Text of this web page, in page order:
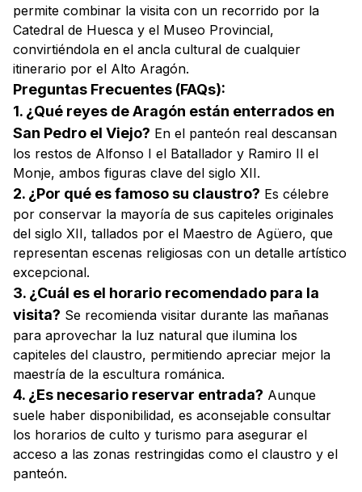
permite combinar la visita con un recorrido por la
Catedral de Huesca y el Museo Provincial,
convirtiéndola en el ancla cultural de cualquier
itinerario por el Alto Aragón.
Preguntas Frecuentes (FAQs):
1. ¿Qué reyes de Aragón están enterrados en
San Pedro el Viejo? En el panteón real descansan
los restos de Alfonso I el Batallador y Ramiro II el
Monje, ambos figuras clave del siglo XII.
2. ¿Por qué es famoso su claustro? Es célebre
por conservar la mayoría de sus capiteles originales
del siglo XII, tallados por el Maestro de Agüero, que
representan escenas religiosas con un detalle artístico
excepcional.
3. ¿Cuál es el horario recomendado para la
visita? Se recomienda visitar durante las mañanas
para aprovechar la luz natural que ilumina los
capiteles del claustro, permitiendo apreciar mejor la
maestría de la escultura románica.
4. ¿Es necesario reservar entrada? Aunque
suele haber disponibilidad, es aconsejable consultar
los horarios de culto y turismo para asegurar el
acceso a las zonas restringidas como el claustro y el
panteón.